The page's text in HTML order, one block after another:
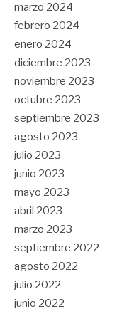
marzo 2024
febrero 2024
enero 2024
diciembre 2023
noviembre 2023
octubre 2023
septiembre 2023
agosto 2023
julio 2023
junio 2023
mayo 2023
abril 2023
marzo 2023
septiembre 2022
agosto 2022
julio 2022
junio 2022